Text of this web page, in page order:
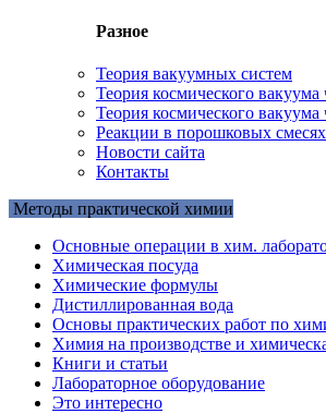
Разное
Теория вакуумных систем
Теория космического вакуума
Теория космического вакуума
Реакции в порошковых смесях
Новости сайта
Контакты
Методы практической химии
Основные операции в хим.
Химическая посуда
Химические формулы
Дистиллированная вода
Основы практических работ по
Химия на производстве и
Книги и статьи
Лабораторное оборудование
Это интересно